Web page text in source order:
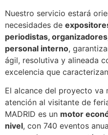
Nuestro servicio estará
necesidades de
periodistas,
personal interno,
ágil, resolutiva y alineada
excelencia que
El alcance del proyecto va
atención al visitante de
MADRID es un motor
nivel, con 740 eventos